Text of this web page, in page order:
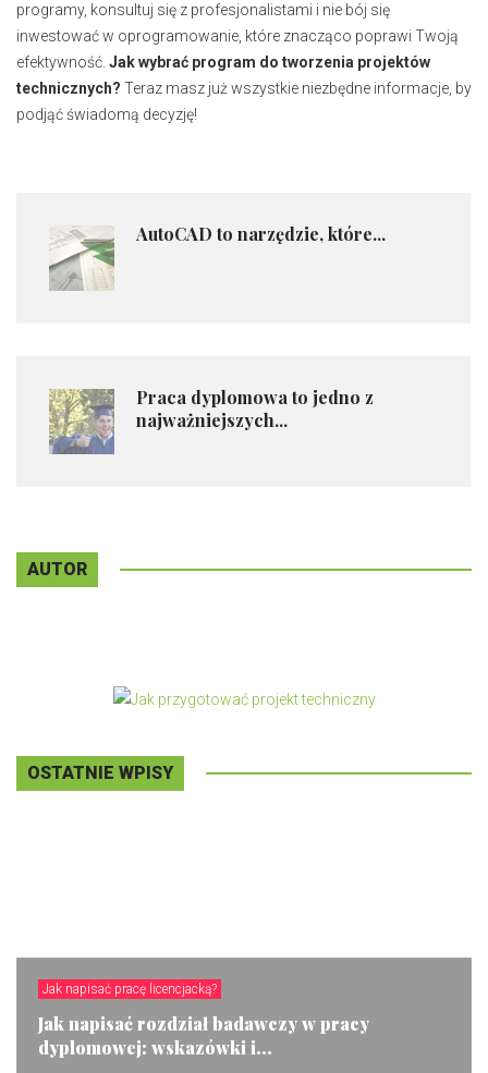
programy, konsultuj się z profesjonalistami i nie bój się
inwestować w oprogramowanie, które znacząco poprawi Twoją
efektywność. Jak wybrać program do tworzenia projektów
technicznych? Teraz masz już wszystkie niezbędne informacje, by
podjąć świadomą decyzję!
AutoCAD to narzędzie, które...
Praca dyplomowa to jedno z
najważniejszych...
AUTOR
OSTATNIE WPISY
Jak napisać pracę licencjacką?
Jak napisać rozdział badawczy w pracy
dyplomowej: wskazówki i...